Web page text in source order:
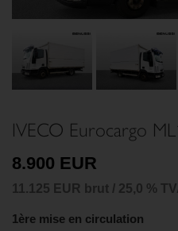
IVECO Eurocargo
8.900 EUR
11.125 EUR brut / 25,0 %
1ère mise en circulation